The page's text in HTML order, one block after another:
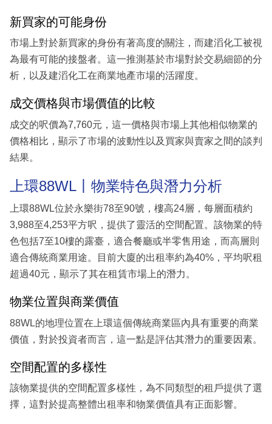
新買家的可能身份
市場上對於新買家的身份有著高度的關注，而建滔化工被視
為最有可能的接盤者。這一推測基於市場對於交易細節的分
析，以及建滔化工在商業地產市場的活躍度。
成交價格與市場價值的比較
成交的呎價為7,760元，這一價格與市場上其他相似物業的
價格相比，顯示了市場的波動性以及買家與賣家之間的談判
結果。
上環88WL丨物業特色與潛力分析
上環88WL位於永樂街78至90號，樓高24層，每層面積約
3,988至4,253平方呎，提供了靈活的空間配置。該物業的特
色包括7至10樓的露臺，適合餐廳或半零售用途，而高層則
適合傳統商業用途。目前大廈的出租率約為40%，平均呎租
超過40元，顯示了其在租賃市場上的潛力。
物業位置與商業價值
88WL的地理位置在上環這個傳統商業區內具有重要的商業
價值，對於投資者而言，這一點是評估其潛力的重要因素。
空間配置的多樣性
該物業提供的空間配置多樣性，為不同類型的租戶提供了選
擇，這對於提高整體出租率和物業價值具有正面影響。